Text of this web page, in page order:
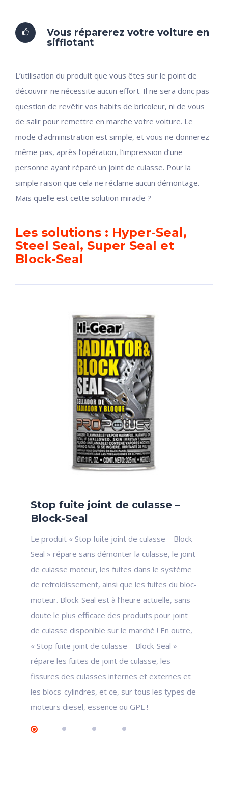
Vous réparerez votre voiture en
sifflotant
L’utilisation du produit que vous êtes sur le point de
découvrir ne nécessite aucun effort. Il ne sera donc pas
question de revêtir vos habits de bricoleur, ni de vous
de salir pour remettre en marche votre voiture. Le
mode d’administration est simple, et vous ne donnerez
même pas, après l’opération, l’impression d’une
personne ayant réparé un joint de culasse. Pour la
simple raison que cela ne réclame aucun démontage.
Mais quelle est cette solution miracle ?
Les solutions : Hyper-Seal,
Steel Seal, Super Seal et
Block-Seal
Stop fuite joint de culasse –
Block-Seal
Le produit « Stop fuite joint de culasse – Block-
Seal » répare sans démonter la culasse, le joint
de culasse moteur, les fuites dans le système
de refroidissement, ainsi que les fuites du bloc-
moteur. Block-Seal est à l’heure actuelle, sans
doute le plus efficace des produits pour joint
de culasse disponible sur le marché ! En outre,
« Stop fuite joint de culasse – Block-Seal »
répare les fuites de joint de culasse, les
fissures des culasses internes et externes et
les blocs-cylindres, et ce, sur tous les types de
moteurs diesel, essence ou GPL !